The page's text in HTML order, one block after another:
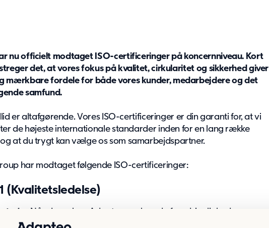
nu officielt modtaget ISO-certificeringer på koncernniveau. Kort
det, at vores fokus på kvalitet, cirkularitet og sikkerhed giver
mærkbare fordele for både vores kunder, medarbejdere og det
samfund.
er altafgørende. Vores ISO-certificeringer er din garanti for, at vi
de højeste internationale standarder inden for en lang række
at du trygt kan vælge os som samarbejdspartner.
har modtaget følgende ISO-certificeringer:
(Kvalitetsledelse)
Vores modulbyggerier lever op til høje kvalitetsstandarder, hvilket